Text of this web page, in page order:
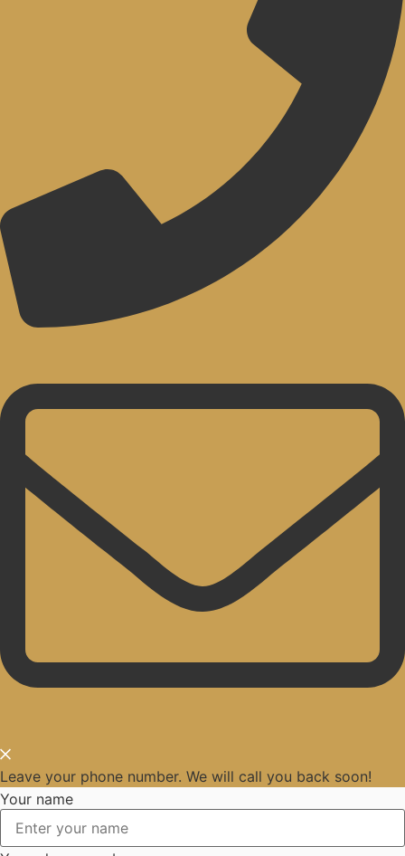
Leave your phone number. We will call you back soon!
Your name